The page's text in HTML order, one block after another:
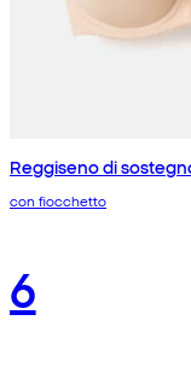
Reggiseno di
con fiocchetto
6